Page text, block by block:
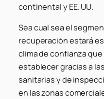
continental y EE. UU.
Sea cual sea el
recuperación estará
clima de confianza
establecer gracias a
sanitarias y de
en las zonas